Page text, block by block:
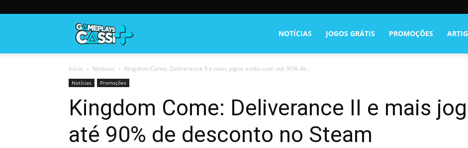
NOTÍCIAS JOGOS GRÁTIS PROMOÇÕES
Início Notícias Kingdom Come: Deliverance II e mais jogos estão com até 90% de...
Notícias Promoções
Kingdom Come: Deliverance II e mais
até 90% de desconto no Steam